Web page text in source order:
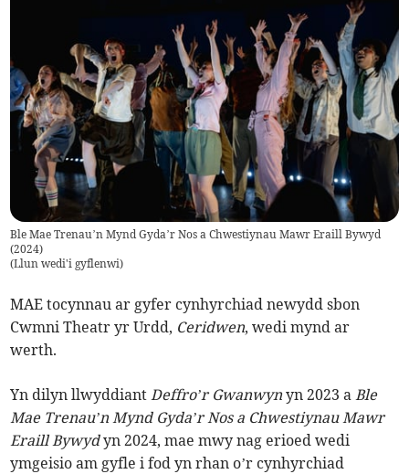
Ble Mae Trenau’n Mynd Gyda’r Nos a Chwestiynau Mawr Eraill Bywyd
(2024)
(Llun wedi'i gyflenwi)
MAE tocynnau ar gyfer cynhyrchiad newydd sbon
Cwmni Theatr yr Urdd, Ceridwen, wedi mynd ar
werth.
Yn dilyn llwyddiantDeffro’r Gwanwynyn 2023 aBle
Mae Trenau’n Mynd Gyda’r Nos a Chwestiynau Mawr
Eraill Bywydyn 2024, mae mwy nag erioed wedi
ymgeisio am gyfle i fod yn rhan o’r cynhyrchiad